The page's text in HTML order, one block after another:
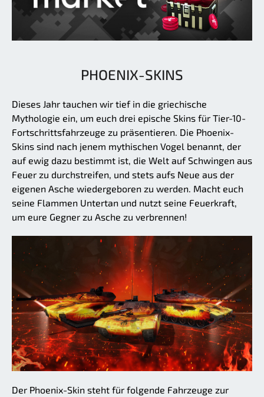
PHOENIX-SKINS
Dieses Jahr tauchen wir tief in die griechische
Mythologie ein, um euch drei epische Skins für Tier-10-
Fortschrittsfahrzeuge zu präsentieren. Die Phoenix-
Skins sind nach jenem mythischen Vogel benannt, der
auf ewig dazu bestimmt ist, die Welt auf Schwingen aus
Feuer zu durchstreifen, und stets aufs Neue aus der
eigenen Asche wiedergeboren zu werden. Macht euch
seine Flammen Untertan und nutzt seine Feuerkraft,
um eure Gegner zu Asche zu verbrennen!
Der Phoenix-Skin steht für folgende Fahrzeuge zur